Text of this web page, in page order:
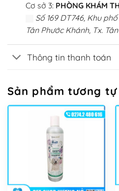
Cơ sở 3: PHÒNG KHÁM
Số 169 DT746, Khu
Tân Phước Khánh, Tx.
Thông tin thanh toán
Sản phẩm tương tự